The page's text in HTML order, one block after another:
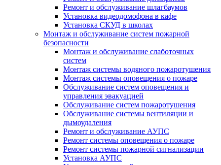
Ремонт и обслуживание шлагбаумов
Установка видеодомофона в кафе
Установка СКУД в школах
Монтаж и обслуживание систем пожарной
безопасности
Монтаж и обслуживание слаботочных
систем
Монтаж системы водяного пожаротушения
Монтаж системы оповещения о пожаре
Обслуживание систем оповещения и
управления эвакуацией
Обслуживание систем пожаротушения
Обслуживание системы вентиляции и
дымоудаления
Ремонт и обслуживание АУПС
Ремонт системы оповещения о пожаре
Ремонт системы пожарной сигнализации
Установка АУПС